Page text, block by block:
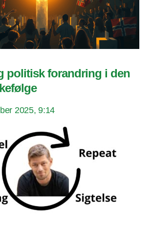
politisk forandring i den
2025, 9:14